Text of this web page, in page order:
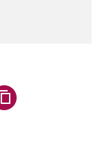
teilen
über Facebook